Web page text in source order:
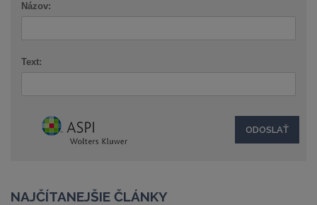
Názov:
Text:
NAJČÍTANEJŠIE ČLÁNKY